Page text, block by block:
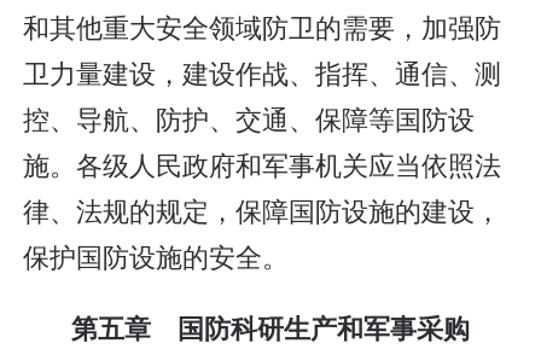
和其他重大安全领域防卫的需要，加强防
卫力量建设，建设作战、指挥、通信、测
控、导航、防护、交通、保障等国防设
施。各级人民政府和军事机关应当依照法
律、法规的规定，保障国防设施的建设，
保护国防设施的安全。
第五章 国防科研生产和军事采购